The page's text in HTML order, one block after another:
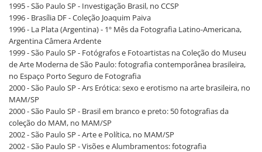
1995 - São Paulo SP - Investigação Brasil, no CCSP
1996 - Brasília DF - Coleção Joaquim Paiva
1996 - La Plata (Argentina) - 1º Mês da Fotografia Latino-Americana,
Argentina Câmera Ardente
1999 - São Paulo SP - Fotógrafos e Fotoartistas na Coleção do Museu
de Arte Moderna de São Paulo: fotografia contemporânea brasileira,
no Espaço Porto Seguro de Fotografia
2000 - São Paulo SP - Ars Erótica: sexo e erotismo na arte brasileira, no
MAM/SP
2000 - São Paulo SP - Brasil em branco e preto: 50 fotografias da
coleção do MAM, no MAM/SP
2002 - São Paulo SP - Arte e Política, no MAM/SP
2002 - São Paulo SP - Visões e Alumbramentos: fotografia